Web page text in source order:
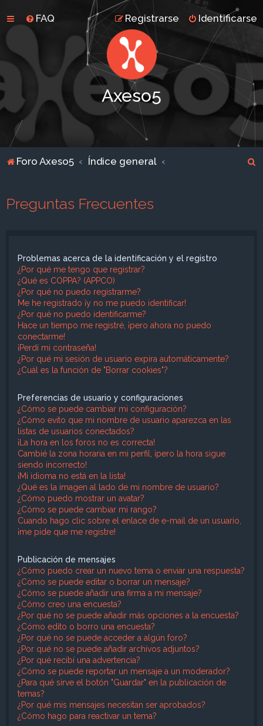
FAQ Identificarse
Registrarse
Axeso5
Foro Axeso5 Índice general
Preguntas Frecuentes
Problemas acerca de la identificación y el registro
¿Por qué me tengo que registrar?
¿Qué es COPPA? (APPCO)
¿Por qué no puedo registrarme?
Me he registrado ¡y no me puedo identificar!
¿Por qué no puedo identificarme?
Hace un tiempo me registré, ¡pero ahora no puedo
conectarme!
¡Perdí mi contraseña!
¿Por qué mi sesión de usuario expira automáticamente?
¿Cuál es la función de "Borrar cookies"?
Preferencias de usuario y configuraciones
¿Cómo se puede cambiar mi configuración?
¿Cómo evito que mi nombre de usuario aparezca en las
listas de usuarios conectados?
¡La hora en los foros no es correcta!
Cambié la zona horaria en mi perfil, ¡pero la hora sigue
siendo incorrecto!
¡Mi idioma no está en la lista!
¿Qué es la imagen al lado de mi nombre de usuario?
¿Cómo puedo mostrar un avatar?
¿Cómo se puede cambiar mi rango?
Cuando hago clic sobre el enlace de e-mail de un usuario,
¡me pide que me registre!
Publicación de mensajes
¿Cómo puedo crear un nuevo tema o enviar una respuesta?
¿Cómo se puede editar o borrar un mensaje?
¿Cómo se puede añadir una firma a mi mensaje?
¿Cómo creo una encuesta?
¿Por qué no se puede añadir más opciones a la encuesta?
¿Cómo edito o borro una encuesta?
¿Por qué no se puede acceder a algún foro?
¿Por qué no se puede añadir archivos adjuntos?
¿Por qué recibí una advertencia?
¿Cómo se puede reportar un mensaje a un moderador?
¿Para qué sirve el botón "Guardar" en la publicación de
temas?
¿Por qué mis mensajes necesitan ser aprobados?
¿Cómo hago para reactivar un tema?